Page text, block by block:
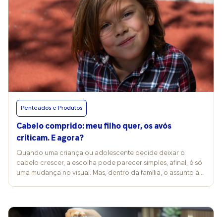
Penteados e Produtos
Cabelo comprido: meu filho quer, os avós
criticam. E agora?
Quando uma criança ou adolescente decide deixar o
cabelo crescer, a escolha pode parecer simples, afinal, é só
uma mudança no visual. Mas, dentro da família, o assunto às
aconteceu com a assessora de imprensa Ioná Ribeiro, de 36